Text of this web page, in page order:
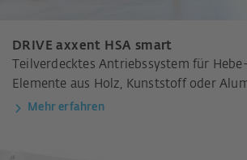
DRIVE axxent HSA smart
Teilverdecktes Antriebssystem für
Elemente aus Holz, Kunststoff oder
Mehr erfahren